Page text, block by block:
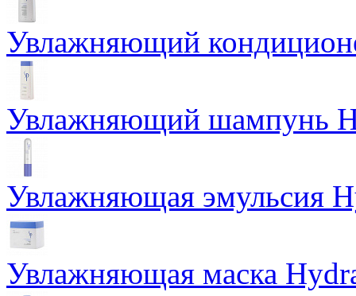
Увлажняющий
Увлажняющий шампунь
Увлажняющая эмульсия
Увлажняющая маска